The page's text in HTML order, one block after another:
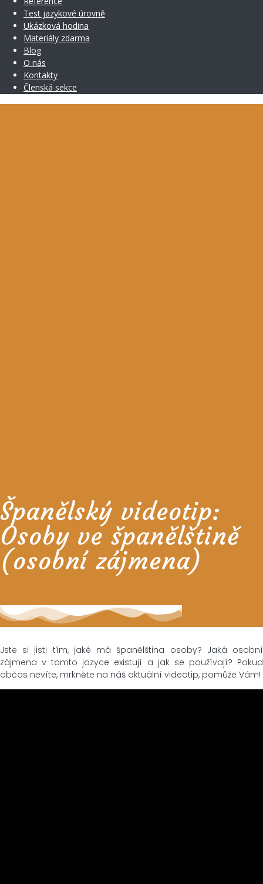
Test jazykové úrovně
Ukázková hodina
Materiály zdarma
Blog
O nás
Kontakty
Členská sekce
Španělský videotip:
Osoby ve španělštině
(osobní zájmena)
Jste si jisti tím, jaké má španělština osoby? Jaká osobní
zájmena v tomto jazyce existují a jak se používají? Pokud
občas nevíte, mrkněte na náš aktuální videotip, pomůže Vám!